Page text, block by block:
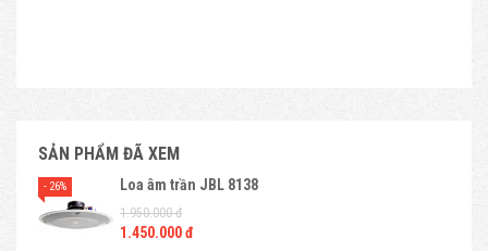
SẢN PHẨM ĐÃ XEM
Loa âm trần JBL 8138
1.950.000 đ
1.450.000 đ
- 26%